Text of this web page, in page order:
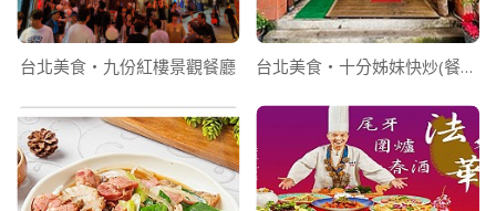
台北美食‧九份紅樓景觀餐廳 台北美食‧十分姊妹快炒(餐廳)